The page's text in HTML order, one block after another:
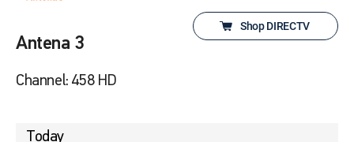
Antena 3
Channel: 458 HD
Shop DIRECTV
Today